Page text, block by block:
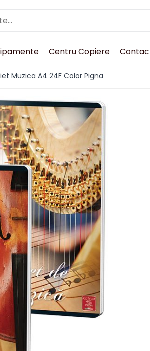
Centru Copiere
Muzica A4 24F Color Pigna